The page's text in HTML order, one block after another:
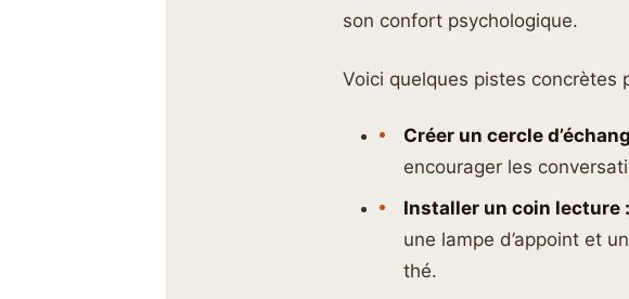
son confort psychologique.
Voici quelques pistes concrètes
Créer un cercle
encourager les
Installer un coin lecture :
une lampe d’appoint et
thé.